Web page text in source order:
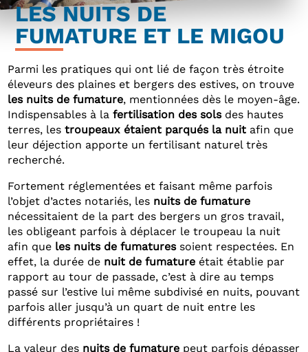
LES NUITS DE
FUMATURE ET LE MIGOU
Parmi les pratiques qui ont lié de façon très étroite
éleveurs des plaines et bergers des estives, on trouve
les nuits de fumature, mentionnées dès le moyen-âge.
Indispensables à lafertilisation des solsdes hautes
terres, lestroupeaux étaient parqués la nuit afin que
leur déjection apporte un fertilisant naturel très
recherché.
Fortement réglementées et faisant même parfois
l’objet d’actes notariés, les nuits de fumature
nécessitaient de la part des bergers un gros travail,
les obligeant parfois à déplacer le troupeau la nuit
afin que les nuits de fumaturessoient respectées. En
effet, la durée de nuit de fumature était établie par
rapport au tour de passade, c’est à dire au temps
passé sur l’estive lui même subdivisé en nuits, pouvant
parfois aller jusqu’à un quart de nuit entre les
différents propriétaires !
La valeur des nuits de fumature peut parfois dépasser